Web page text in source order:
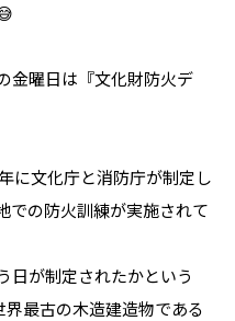
金曜日は『文化財防火デ
に文化庁と消防庁が制定し
での防火訓練が実施されて
日が制定されたかという
界最古の木造建造物である